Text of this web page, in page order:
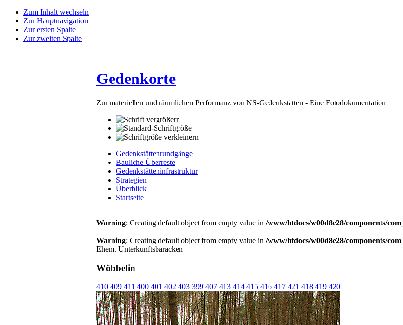
Zum Inhalt wechseln
Zur Hauptnavigation
Zur ersten Spalte
Zur zweiten Spalte
Gedenkorte
Zur materiellen und räumlichen Performanz von NS-Gedenkstätten - Eine Fotodokumentation
Gedenkstättenrundgänge
Bauliche Überreste
Gedenkstätteninfrastruktur
Strategien
Überblick
Startseite
Warning: Creating default object from empty value in /www/htdocs/w00d8e28/components/
Warning: Creating default object from empty value in /www/htdocs/w00d8e28/components/
Ehem. Unterkunftsbaracken
Wöbbelin
410 409 411 400 401 402 403 399 407 413 414 415 416 417 421 418 419 420